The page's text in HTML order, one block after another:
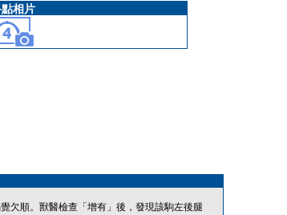
相片
欠順。獸醫檢查「增有」後，發現該駒左後腿